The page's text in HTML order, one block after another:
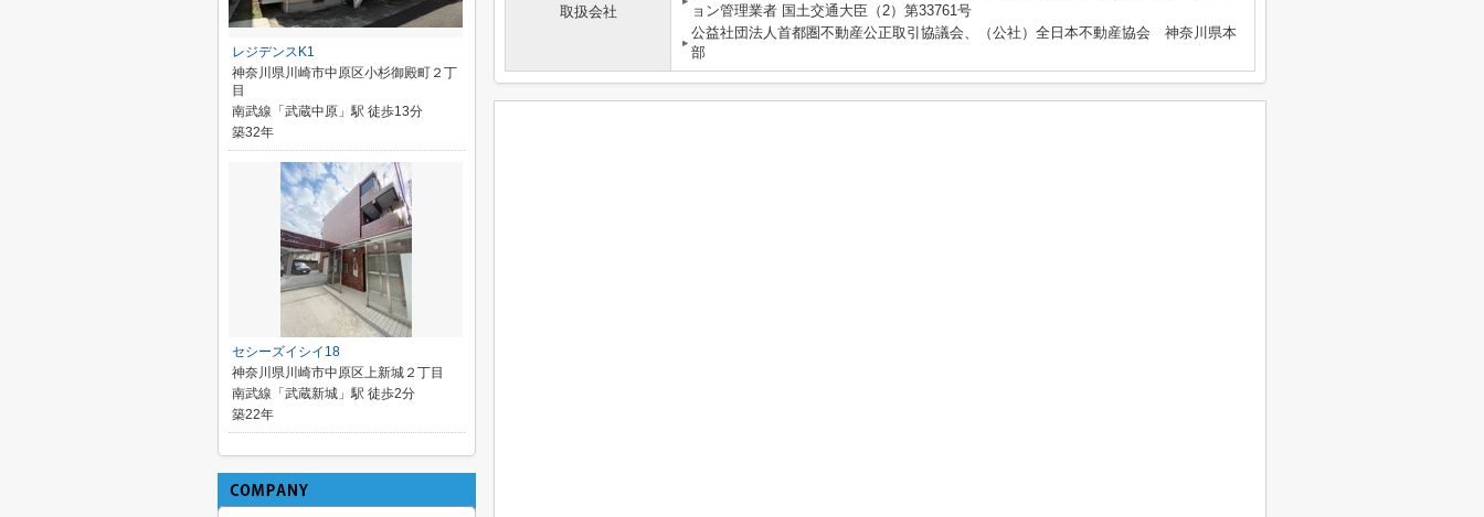
取扱会社
ョン管理業者 国土交通大臣（2）第33761号
公益社団法人首都圏不動産公正取引協議会、（公社）全日本不動産協会 神奈川県本
部
レジデンスK1
神奈川県川崎市中原区小杉御殿町２丁
目
南武線「武蔵中原」駅 徒歩13分
築32年
セシーズイシイ18
神奈川県川崎市中原区上新城２丁目
南武線「武蔵新城」駅 徒歩2分
築22年